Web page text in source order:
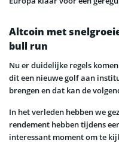
Altcoin met
bull run
Nu er duidelijke regels
dit een nieuwe golf aan
brengen en dat kan de
In het verleden hebben we
rendement hebben tijdens
interessant moment om te